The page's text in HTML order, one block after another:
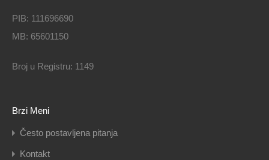
PIB: 111696690
MB: 65601150
Broj u Registru: 1149
Brzi Meni
Često postavljena pitanja
Kontakt